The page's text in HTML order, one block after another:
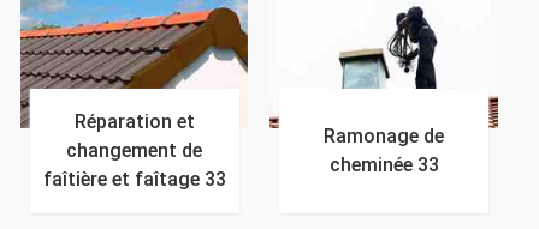
Réparation et
changement de
faîtière et faîtage 33
Ramonage de
cheminée 33